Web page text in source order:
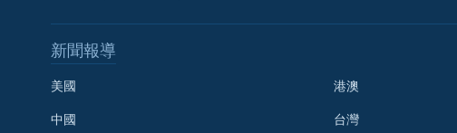
新聞報導
美國
中國
港澳
台灣